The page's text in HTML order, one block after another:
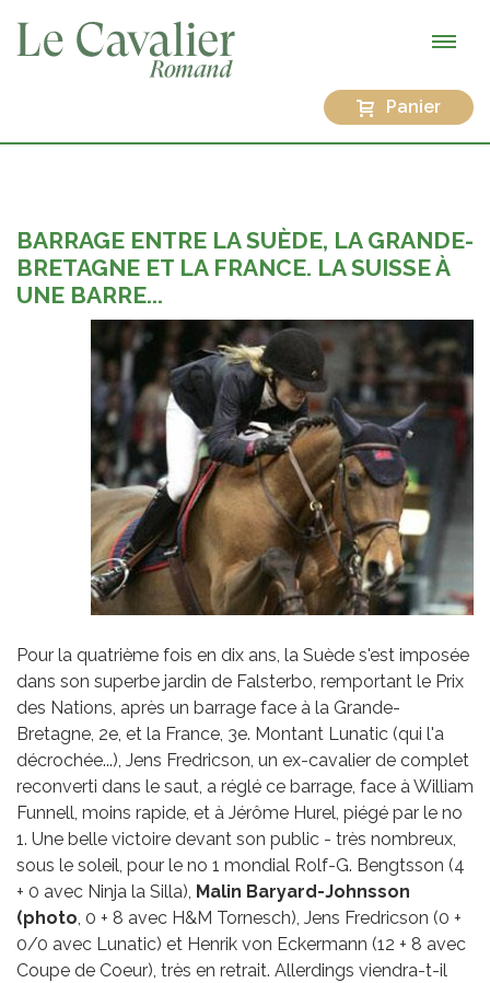
Panier
BARRAGE ENTRE LA SUÈDE, LA GRANDE-
BRETAGNE ET LA FRANCE. LA SUISSE À
UNE BARRE...
Pour la quatrième fois en dix ans, la Suède s'est imposée
dans son superbe jardin de Falsterbo, remportant le Prix
des Nations, après un barrage face à la Grande-
Bretagne, 2e, et la France, 3e. Montant Lunatic (qui l'a
décrochée...), Jens Fredricson, un ex-cavalier de complet
reconverti dans le saut, a réglé ce barrage, face à William
Funnell, moins rapide, et à Jérôme Hurel, piégé par le no
1. Une belle victoire devant son public - très nombreux,
sous le soleil, pour le no 1 mondial Rolf-G. Bengtsson (4
+ 0 avec Ninja la Silla), Malin Baryard-Johnsson
(photo, 0 + 8 avec H&M Tornesch), Jens Fredricson (0 +
0/0 avec Lunatic) et Henrik von Eckermann (12 + 8 avec
Coupe de Coeur), très en retrait. Allerdings viendra-t-il